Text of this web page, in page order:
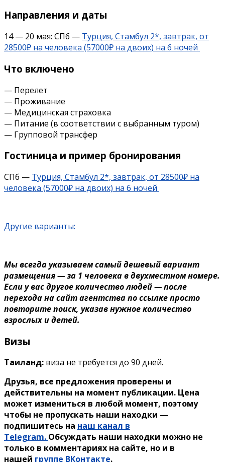
Направления и даты
14 — 20 мая: СПб — Турция, Стамбул 2*, завтрак, от
28500₽ на человека (57000₽ на двоих) на 6 ночей
Что включено
— Перелет
— Проживание
— Медицинская страховка
— Питание (в соответствии с выбранным туром)
— Групповой трансфер
Гостиница и пример бронирования
СПб — Турция, Стамбул 2*, завтрак, от 28500₽ на
человека (57000₽ на двоих) на 6 ночей
Другие варианты:
Мы всегда указываем самый дешевый вариант
размещения — за 1 человека в двухместном номере.
Если у вас другое количество людей — после
перехода на сайт агентства по ссылке просто
повторите поиск, указав нужное количество
взрослых и детей.
Визы
Таиланд: виза не требуется до 90 дней.
Друзья, все предложения проверены и
действительны на момент публикации. Цена
может измениться в любой момент, поэтому
чтобы не пропускать наши находки —
подпишитесь на наш канал в
Telegram. Обсуждать наши находки можно не
только в комментариях на сайте, но и в
нашей группе ВКонтакте.